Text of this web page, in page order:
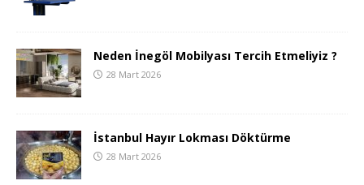
Neden İnegöl Mobilyası Tercih Etmeliyiz ?
28 Mart 2026
İstanbul Hayır Lokması Döktürme
28 Mart 2026